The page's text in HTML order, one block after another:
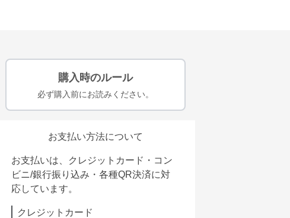
購入時のルール
必ず購入前にお読みください。
お支払い方法について
お支払いは、クレジットカード・コン
ビニ/銀行振り込み・各種QR決済に対
応しています。
クレジットカード